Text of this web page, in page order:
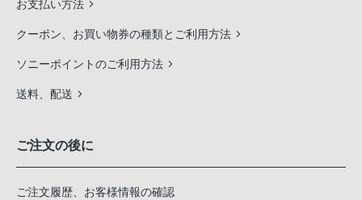
お支払い方法
クーポン、お買い物券の種類とご利用方法
ソニーポイントのご利用方法
送料、配送
ご注文の後に
ご注文履歴、お客様情報の確認